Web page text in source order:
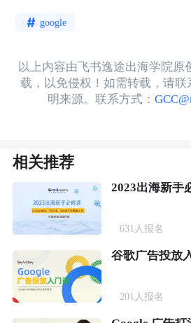
google
以上内容由飞书逸途出海学院原
载，以免侵权！如需转载，请
明来源。联系方式：
相关推荐
2023出海新手
631 人报名
201 人报名